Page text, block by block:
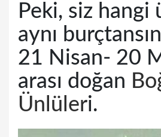
Peki, siz hangi
aynı
21 Nisan- 20
arası doğan
Ünlüleri.